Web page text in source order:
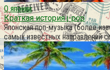
О японии
Краткая история j-pop
Японская поп-музыка (более
самых известных направлений